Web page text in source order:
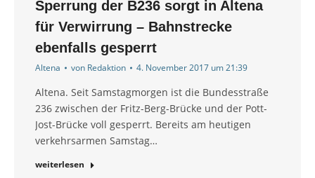
Sperrung der B236 sorgt in Altena
für Verwirrung – Bahnstrecke
ebenfalls gesperrt
Altena von Redaktion 4. November 2017 um 21:39
Altena. Seit Samstagmorgen ist die Bundesstraße
236 zwischen der Fritz-Berg-Brücke und der Pott-
Jost-Brücke voll gesperrt. Bereits am heutigen
verkehrsarmen Samstag…
weiterlesen